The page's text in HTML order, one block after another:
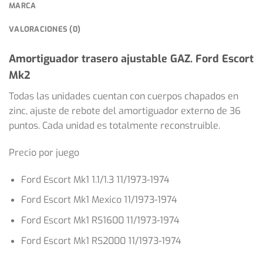
MARCA
VALORACIONES (0)
Amortiguador trasero ajustable GAZ. Ford Escort
Mk2
Todas las unidades cuentan con cuerpos chapados en
zinc, ajuste de rebote del amortiguador externo de 36
puntos. Cada unidad es totalmente reconstruible.
Precio por juego
Ford Escort Mk1 1.1/1.3 11/1973-1974
Ford Escort Mk1 Mexico 11/1973-1974
Ford Escort Mk1 RS1600 11/1973-1974
Ford Escort Mk1 RS2000 11/1973-1974